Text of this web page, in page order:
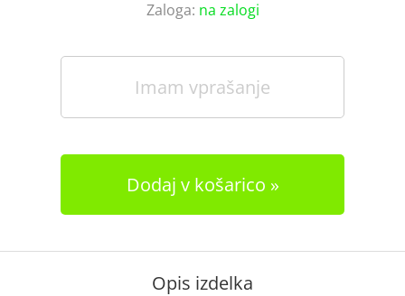
Zaloga: na zalogi
Imam vprašanje
Dodaj v košarico
Opis izdelka